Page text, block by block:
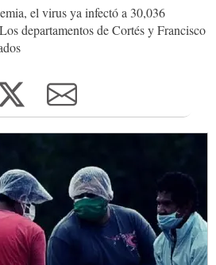
el virus ya infectó a 30,036
departamentos de Cortés y Francisco